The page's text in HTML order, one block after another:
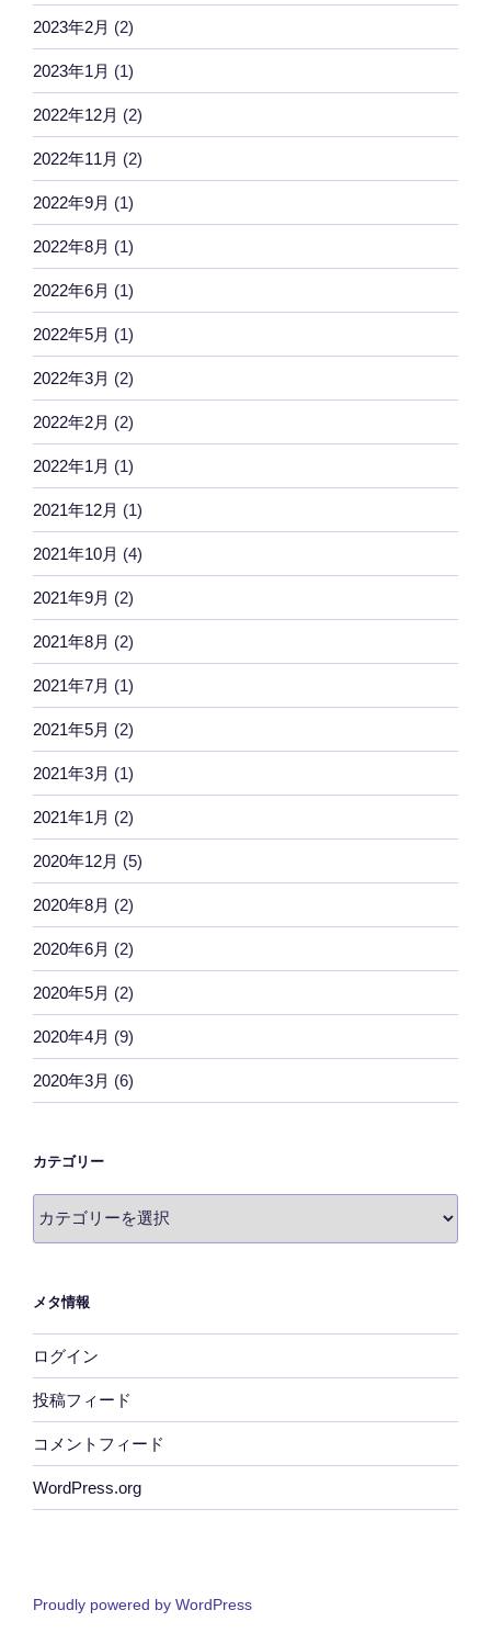
2023年2月 (2)
2023年1月 (1)
2022年12月 (2)
2022年11月 (2)
2022年9月 (1)
2022年8月 (1)
2022年6月 (1)
2022年5月 (1)
2022年3月 (2)
2022年2月 (2)
2022年1月 (1)
2021年12月 (1)
2021年10月 (4)
2021年9月 (2)
2021年8月 (2)
2021年7月 (1)
2021年5月 (2)
2021年3月 (1)
2021年1月 (2)
2020年12月 (5)
2020年8月 (2)
2020年6月 (2)
2020年5月 (2)
2020年4月 (9)
2020年3月 (6)
カテゴリー
テ
ー
メタ情報
ログイン
投稿フィード
コメントフィード
WordPress.org
Proudly powered by WordPress